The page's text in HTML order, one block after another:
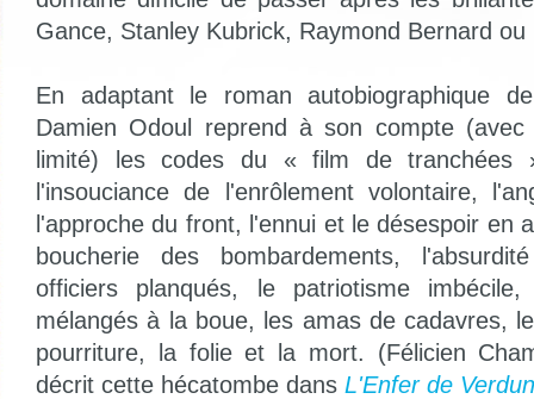
Gance, Stanley Kubrick, Raymond Bernard
En adaptant le roman autobiographique
Damien Odoul reprend à son compte
limité) les codes du « film de tranchées
l'insouciance de l'enrôlement volontaire,
l'approche du front, l'ennui et le désespoir en
boucherie des bombardements,
officiers planqués, le patriotisme
mélangés à la boue, les amas de cadavres,
pourriture, la folie et la mort. (Félicien
décrit cette hécatombe dans L'Enfer de Verdun